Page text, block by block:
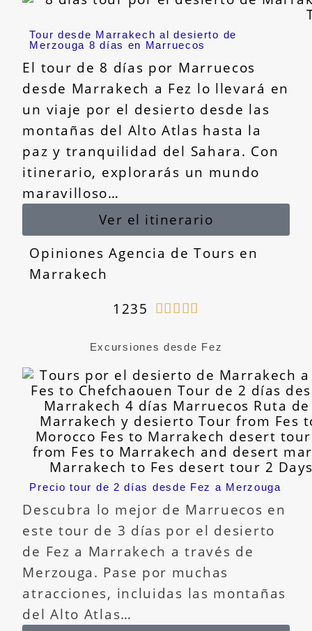
Tour desde Marrakech al desierto de
Merzouga 8 días en Marruecos
El tour de 8 días por Marruecos
desde Marrakech a Fez lo llevará en
un viaje por el desierto desde las
montañas del Alto Atlas hasta la
paz y tranquilidad del Sahara. Con
itinerario, explorarás un mundo
maravilloso…
Ver el itinerario
Opiniones Agencia de Tours en
Marrakech
1235
    
Excursiones desde Fez
Precio tour de 2 días desde Fez a Merzouga
Descubra lo mejor de Marruecos en
este tour de 3 días por el desierto
de Fez a Marrakech a través de
Merzouga. Pase por muchas
atracciones, incluidas las montañas
del Alto Atlas…